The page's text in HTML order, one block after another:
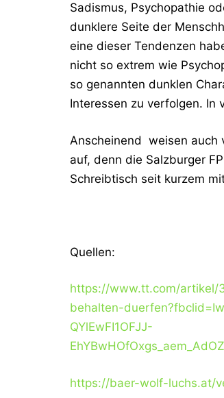
Sadismus, Psychopathie
dunklere Seite der
eine dieser Tendenzen
nicht so extrem wie
so genannten dunklen
Interessen zu verfolgen. In
Anscheinend weisen auch
auf, denn die Salzburger
Schreibtisch seit kurzem
Quellen:
https://www.tt.com/artikel/
behalten-
QYlEwFI1OFJJ-
https://baer-wolf-luchs.at/